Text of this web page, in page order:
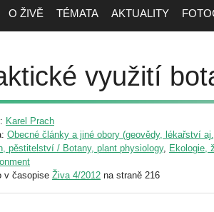
O ŽIVĚ TÉMATA AKTUALITY
využití
Karel Prach
Obecné články a jiné obory (geovědy, lékařství
pěstitelství / Botany, plant physiology, Ekologie,
v časopise Živa 4/2012 na straně 216